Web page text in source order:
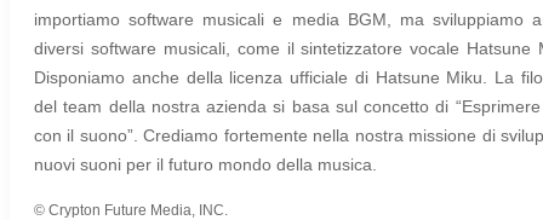
importiamo software musicali e media BGM, ma sviluppiamo
diversi software musicali, come il sintetizzatore vocale Hatsune
Disponiamo anche della licenza ufficiale di Hatsune Miku. La
del team della nostra azienda si basa sul concetto di
con il suono”. Crediamo fortemente nella nostra missione di
nuovi suoni per il futuro mondo della musica.
© Crypton Future Media, INC.